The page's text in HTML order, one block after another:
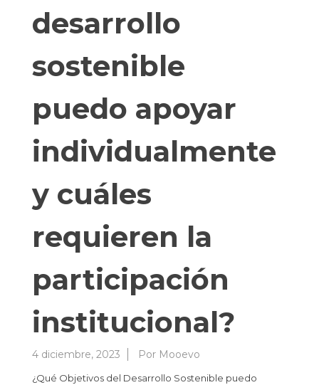
desarrollo
sostenible
puedo apoyar
individualmente
y cuáles
requieren la
participación
institucional?
4 diciembre, 2023 Por Mooevo
¿Qué Objetivos del Desarrollo Sostenible puedo